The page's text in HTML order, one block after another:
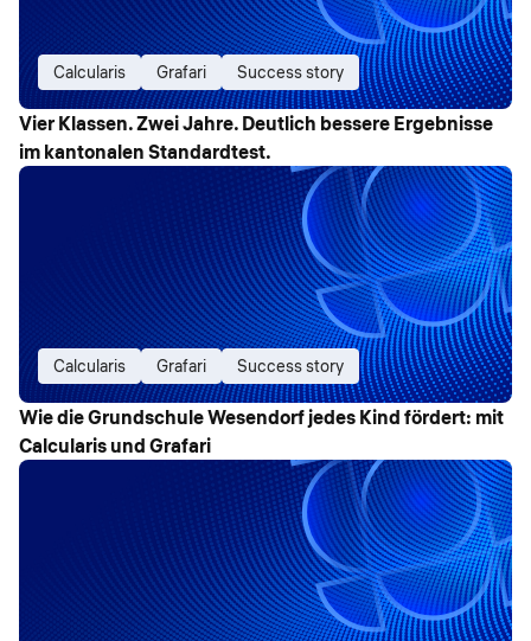
Calcularis Grafari Success story
Vier Klassen. Zwei Jahre. Deutlich bessere Ergebnisse
im kantonalen Standardtest.
Calcularis Grafari Success story
Wie die Grundschule Wesendorf jedes Kind fördert: mit
Calcularis und Grafari